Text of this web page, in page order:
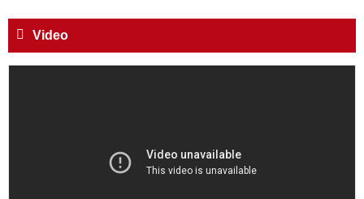
Trích thư Chủ tịch Hồ Chí Minh
Video